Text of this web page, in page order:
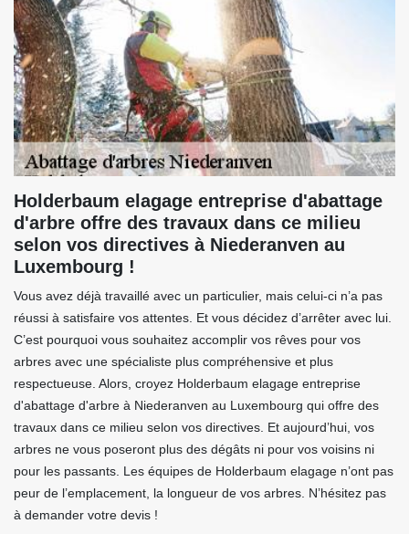
Holderbaum elagage entreprise d'abattage
d'arbre offre des travaux dans ce milieu
selon vos directives à Niederanven au
Luxembourg !
Vous avez déjà travaillé avec un particulier, mais celui-ci n’a pas
réussi à satisfaire vos attentes. Et vous décidez d’arrêter avec lui.
C’est pourquoi vous souhaitez accomplir vos rêves pour vos
arbres avec une spécialiste plus compréhensive et plus
respectueuse. Alors, croyez Holderbaum elagage entreprise
d'abattage d'arbre à Niederanven au Luxembourg qui offre des
travaux dans ce milieu selon vos directives. Et aujourd’hui, vos
arbres ne vous poseront plus des dégâts ni pour vos voisins ni
pour les passants. Les équipes de Holderbaum elagage n’ont pas
peur de l’emplacement, la longueur de vos arbres. N’hésitez pas
à demander votre devis !